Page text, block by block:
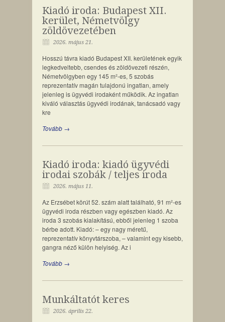
Kiadó iroda: Budapest XII.
kerület, Németvölgy
zöldövezetében
2026. május 21.
Hosszú távra kiadó Budapest XII. kerületének egyik
legkedveltebb, csendes és zöldövezeti részén,
Németvölgyben egy 145 m²-es, 5 szobás
reprezentatív magán tulajdonú ingatlan, amely
jelenleg is ügyvédi irodaként működik. Az ingatlan
kiváló választás ügyvédi irodának, tanácsadó vagy
kre
Tovább →
Kiadó iroda: kiadó ügyvédi
irodai szobák / teljes iroda
2026. május 11.
Az Erzsébet körút 52. szám alatt található, 91 m²-es
ügyvédi iroda részben vagy egészben kiadó. Az
iroda 3 szobás kialakítású, ebből jelenleg 1 szoba
bérbe adott. Kiadó: – egy nagy méretű,
reprezentatív könyvtárszoba, – valamint egy kisebb,
gangra néző külön helyiség. Az i
Tovább →
Munkáltatót keres
2026. április 22.